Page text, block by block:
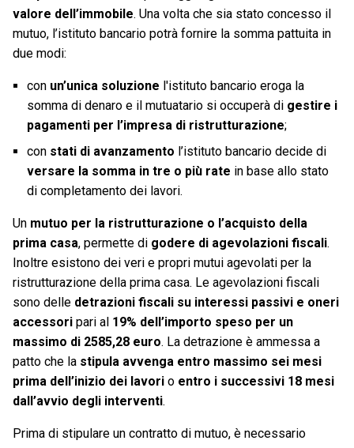
valore dell’immobile. Una volta che sia stato concesso il
mutuo, l’istituto bancario potrà fornire la somma pattuita in
due modi:
con un’unica soluzione l'istituto bancario eroga la
somma di denaro e il mutuatario si occuperà di gestire i
pagamenti per l’impresa di ristrutturazione;
con stati di avanzamento l’istituto bancario decide di
versare la somma in tre o più rate in base allo stato
di completamento dei lavori.
Un mutuo per la ristrutturazione o l’acquisto della
prima casa, permette di godere di agevolazioni fiscali.
Inoltre esistono dei veri e propri mutui agevolati per la
ristrutturazione della prima casa. Le agevolazioni fiscali
sono delle detrazioni fiscali su interessi passivi e oneri
accessori pari al 19% dell’importo speso per un
massimo di 2585,28 euro. La detrazione è ammessa a
patto che la stipula avvenga entro massimo sei mesi
prima dell’inizio dei lavori o entro i successivi 18 mesi
dall’avvio degli interventi.
Prima di stipulare un contratto di mutuo, è necessario